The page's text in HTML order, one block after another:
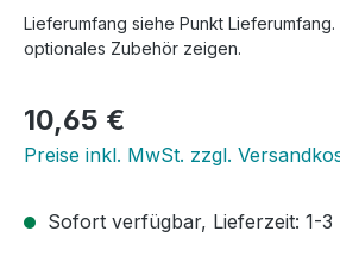
Lieferumfang siehe Punkt
optionales Zubehör zeigen.
Regulärer Preis:
10,65 €
Preise inkl. MwSt. zzgl.
Sofort verfügbar, Lieferzeit: 1-3